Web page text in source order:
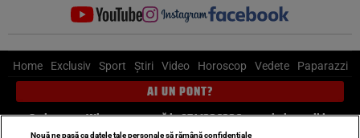
Home Exclusiv Sport Știri Video Horoscop Vedete Paparazzi
AI UN PONT?
Scrie-ne pe Whatsapp, sună la 0741226226 sau trimite mail la
Nouă ne pasă ca datele tale personale să rămână confidențiale